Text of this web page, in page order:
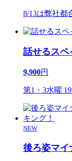
8/13は弊社都
話せるスペ
9,900円
第1・3水曜
NEW
後ろ姿マイ